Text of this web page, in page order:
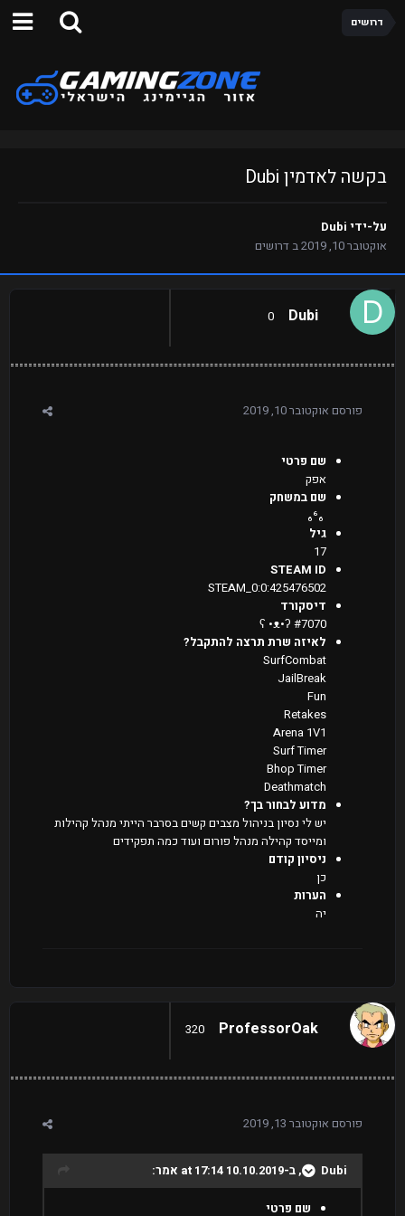
דרושים
בקשה לאדמין Dubi
על-ידי Dubi
אוקטובר 10, 2019
בדרושים
Dubi
0
פורסם אוקטובר 10, 2019
שם פרטי
אפק
שם במשחק
גיל
17
STEAM ID
STEAM_0:0:425476502
דיסקורד
ʕ •ᴥ•ʔ #7070
לאיזה שרת תרצה להתקבל?
SurfCombat
JailBreak
Fun
Retakes
Arena 1V1
Surf Timer
Bhop Timer
Deathmatch
מדוע לבחור בך?
יש לי נסיון בניהול מצבים קשים בסרבר הייתי מנהל קהילות
ומייסד קהילה מנהל פורום ועוד כמה תפקידים
ניסיון קודם
כן
הערות
יה
ProfessorOak
320
פורסם אוקטובר 13, 2019
Dubi , ב-10.10.2019 at 17:14 אמר:
שם פרטי